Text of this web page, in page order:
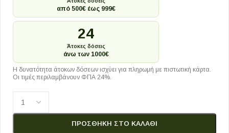
από 500€ έως 999€
24
Άτοκες δόσεις
άνω των 1000€
Η δυνατότητα άτοκων δόσεων ισχύει για πληρωμή με πιστωτική κάρτα.
Οι τιμές περιλαμβάνουν ΦΠΑ 24%.
ΠΡΟΣΘΉΚΗ ΣΤΟ ΚΑΛΆΘΙ